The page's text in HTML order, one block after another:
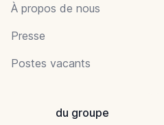
À propos de nous
Presse
Postes vacants
du groupe